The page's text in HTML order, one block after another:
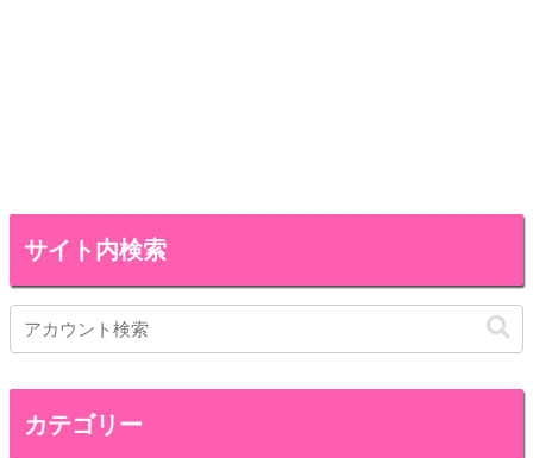
サイト内検索
カテゴリー